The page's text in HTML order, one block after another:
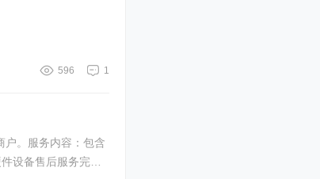
1
596
户。服务内容：包含
设备售后服务完